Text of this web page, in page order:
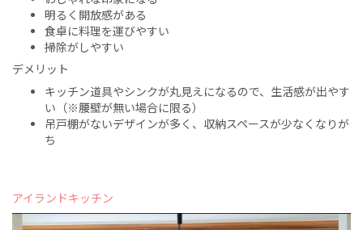
明るく開放感がある
食卓に料理を運びやすい
掃除がしやすい
デメリット
キッチン道具やシンクが丸見えになるので、生活感が出やす
い（※腰壁が無い場合に限る）
吊戸棚がないデザインが多く、収納スペースが少なくなりが
ち
アイランドキッチン